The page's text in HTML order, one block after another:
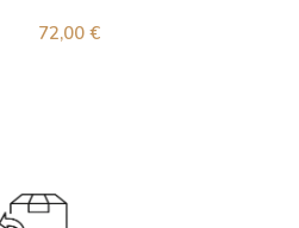
72,00 €